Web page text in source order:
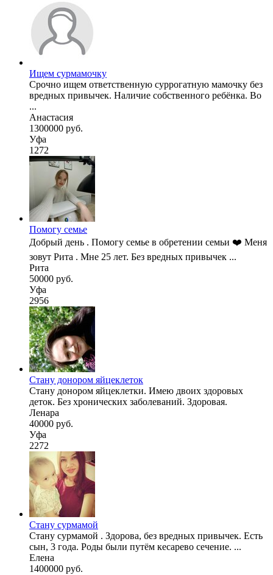
Ищем сурмамочку
Срочно ищем ответственную суррогатную мамочку без
вредных привычек. Наличие собственного ребёнка. Во
...
Анастасия
1300000 руб.
Уфа
1272
Помогу семье
Добрый день . Помогу семье в обретении семьи ❤️ Меня
зовут Рита . Мне 25 лет. Без вредных привычек ...
Рита
50000 руб.
Уфа
2956
Стану донором яйцеклеток
Стану донором яйцеклетки. Имею двоих здоровых
деток. Без хронических заболеваний. Здоровая.
Ленара
40000 руб.
Уфа
2272
Стану сурмамой
Стану сурмамой . Здорова, без вредных привычек. Есть
сын, 3 года. Роды были путём кесарево сечение. ...
Елена
1400000 руб.